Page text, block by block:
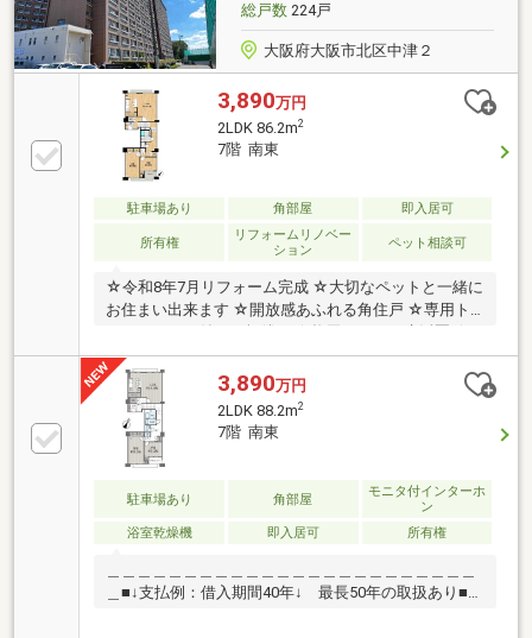
総戸数224戸
大阪府大阪市北区中津２
3,890万円
2LDK 86.2m2
7階 南東
駐車場あり 角部屋 即入居可
所有権
リフォームリノベー
ション
ペット相談可
☆令和8年7月リフォーム完成 ☆大切なペットと一緒に
お住まい出来ます ☆開放感あふれる角住戸 ☆専用ト
スーパー・コンビニ徒歩圏 ☆住宅ローン相談受付中
3,890万円
2LDK 88.2m2
7階 南東
駐車場あり 角部屋
モニタ付インターホ
ン
浴室乾燥機
即入居可 所有権
＿■↓支払例：借入期間40年↓ 最長50年の取扱あり■